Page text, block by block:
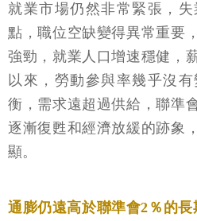
就業市場仍然非常緊張，
點，職位空缺變得異常重要
強勁，就業人口增速穩健，
以來，勞動參與率幾乎沒
衡，需求遠超過供給，聯準
逐漸復甦和經濟放緩的跡象
顯。
通膨仍遠高於聯準會2％的長